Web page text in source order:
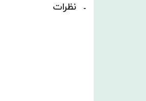
نظرات